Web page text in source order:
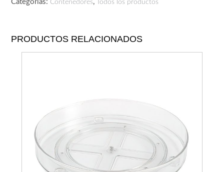
Categorías: Contenedores, Todos los productos
PRODUCTOS RELACIONADOS